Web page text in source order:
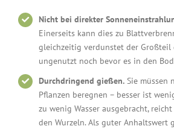
Nicht bei direkter
Einerseits kann dies zu
gleichzeitig verdunstet der Großteil
ungenutzt noch bevor es in den
Durchdringend gießen.Sie müssen
Pflanzen beregnen – besser ist
zu wenig Wasser ausgebracht,
den Wurzeln. Als guter Anhaltswert